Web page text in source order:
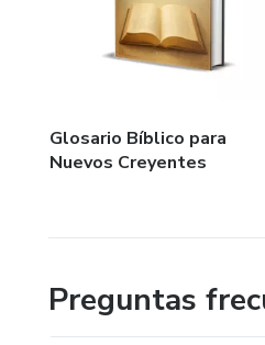
Glosario Bíblico para
Nuevos Creyentes
Preguntas